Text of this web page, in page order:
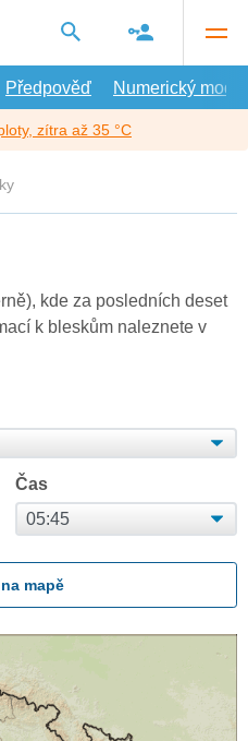
Předpověď Numerický model
zítra až 35 °C
kde za posledních deset
k bleskům naleznete v
Čas
mapě